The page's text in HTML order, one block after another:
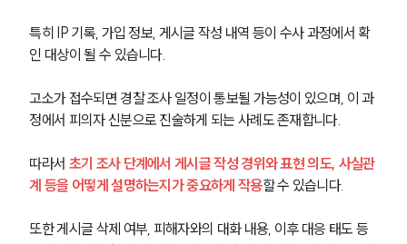
특히 IP 기록, 가입 정보, 게시글 작성 내역 등이 수사 과정에서 확
인 대상이 될 수 있습니다.
고소가 접수되면 경찰 조사 일정이 통보될 가능성이 있으며, 이 과
정에서 피의자 신분으로 진술하게 되는 사례도 존재합니다.
따라서 초기 조사 단계에서 게시글 작성 경위와 표현 의도, 사실관
계 등을 어떻게 설명하는지가 중요하게 작용할 수 있습니다.
또한 게시글 삭제 여부, 피해자와의 대화 내용, 이후 대응 태도 등